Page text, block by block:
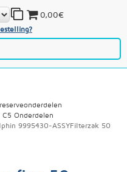
0,00€
C5 Onderdelen
9995430-ASSYFilterzak 50